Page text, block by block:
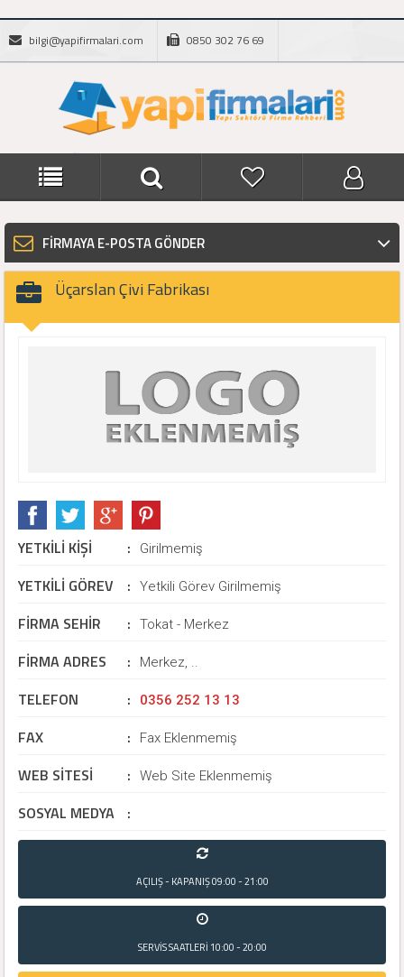
bilgi@yapifirmalari.com 0850 302 76 69
FİRMAYA E-POSTA GÖNDER
Üçarslan Çivi Fabrikası
YETKİLİ KİŞİ : Girilmemiş
YETKİLİ GÖREV : Yetkili Görev Girilmemiş
FİRMA SEHİR : Tokat - Merkez
FİRMA ADRES : Merkez, ..
TELEFON : 0356 252 13 13
FAX : Fax Eklenmemiş
WEB SİTESİ : Web Site Eklenmemiş
SOSYAL MEDYA :
AÇILIŞ - KAPANIŞ09:00 - 21:00
SERVİS SAATLERİ 10:00 - 20:00